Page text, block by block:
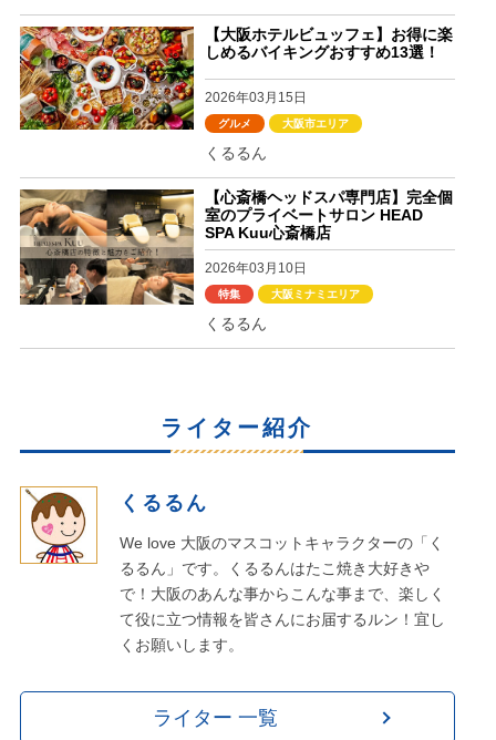
【大阪ホテルビュッフェ】お得に楽
しめるバイキングおすすめ13選！
2026年03月15日
グルメ 大阪市エリア
くるるん
【心斎橋ヘッドスパ専門店】完全個
室のプライベートサロン HEAD
SPA Kuu心斎橋店
2026年03月10日
特集 大阪ミナミエリア
くるるん
ライター紹介
くるるん
We love 大阪のマスコットキャラクターの「く
るるん」です。くるるんはたこ焼き大好きや
で！大阪のあんな事からこんな事まで、楽しく
て役に立つ情報を皆さんにお届するルン！宜し
くお願いします。
ライター 一覧